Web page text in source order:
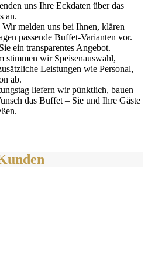
uns Ihre Eckdaten über das
an.
Wir melden uns bei Ihnen, klären
passende Buffet-Varianten vor.
ein transparentes Angebot.
stimmen wir Speisenauswahl,
Leistungen wie Personal,
ab.
liefern wir pünktlich, bauen
das Buffet – Sie und Ihre Gäste